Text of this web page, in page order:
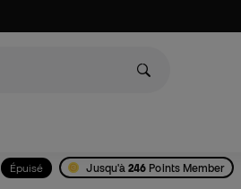
Épuisé Jusqu'à246 Points Member